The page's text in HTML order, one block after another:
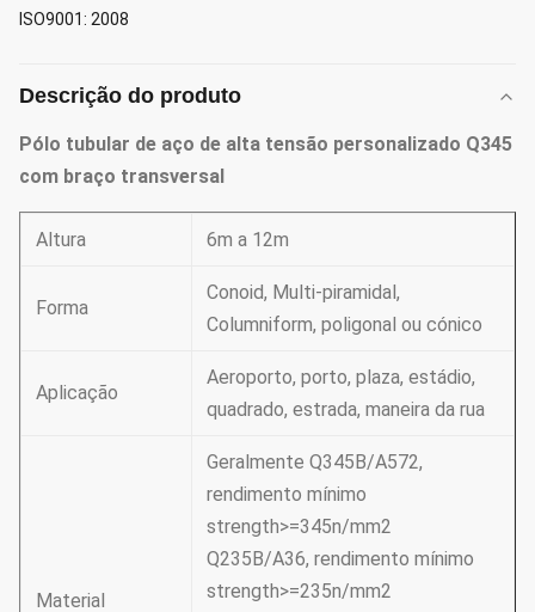
ISO9001: 2008
Descrição do produto
Pólo tubular de aço de alta tensão personalizado Q345
com braço transversal
Altura 6m a 12m
Forma
Conoid, Multi-piramidal,
Columniform, poligonal ou cónico
Aplicação
Aeroporto, porto, plaza, estádio,
quadrado, estrada, maneira da rua
Material
Geralmente Q345B/A572,
rendimento mínimo
strength>=345n/mm2
Q235B/A36, rendimento mínimo
strength>=235n/mm2